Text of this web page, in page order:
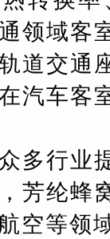
领域客
道交通
汽车客
多行业
芳纶蜂
空等领